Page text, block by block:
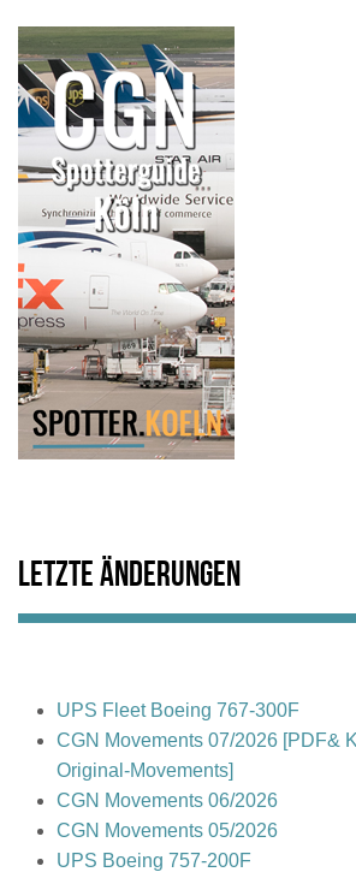
Letzte Änderungen
UPS Fleet Boeing 767-300F
CGN Movements 07/2026 [PDF&
Original-Movements]
CGN Movements 06/2026
CGN Movements 05/2026
UPS Boeing 757-200F